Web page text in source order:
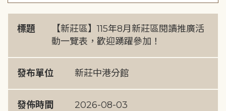
標題
【新莊區】115年8月新莊區閱讀推廣活
動一覽表，歡迎踴躍參加！
發布單位 新莊中港分館
發佈時間 2026-08-03